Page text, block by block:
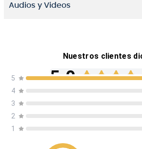
Audios y Videos
Nuestros clientes
5.0
5
4
3
2
1